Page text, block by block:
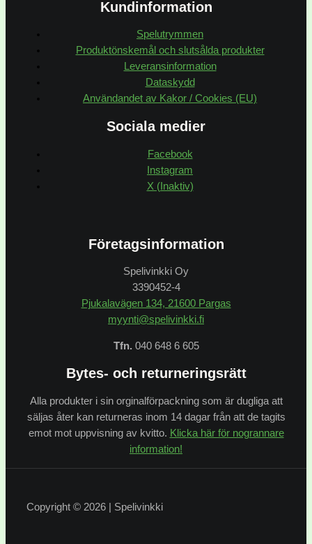
Kundinformation
Spelutrymmen
Produktönskemål och slutsålda produkter
Leveransinformation
Dataskydd
Användandet av Kakor / Cookies (EU)
Sociala medier
Facebook
Instagram
X (Inaktiv)
Företagsinformation
Spelivinkki Oy
3390452-4
Pjukalavägen 134, 21600 Pargas
myynti@spelivinkki.fi
Tfn. 040 648 6 605
Bytes- och returneringsrätt
Alla produkter i sin orginalförpackning som är dugliga att
säljas åter kan returneras inom 14 dagar från att de tagits
emot mot uppvisning av kvitto. Klicka här för nogrannare
information!
Copyright © 2026 | Spelivinkki